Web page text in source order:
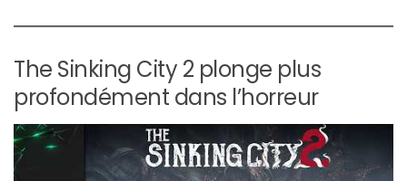
The Sinking City 2 plonge plus
profondément dans l’horreur